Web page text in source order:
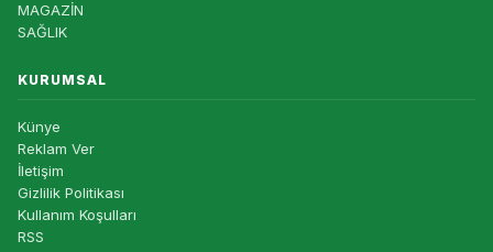
MAGAZİN
SAĞLIK
KURUMSAL
Künye
Reklam Ver
İletişim
Gizlilik Politikası
Kullanım Koşulları
RSS